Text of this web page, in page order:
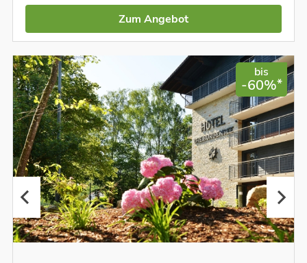
Zum Angebot
bis
-60%*